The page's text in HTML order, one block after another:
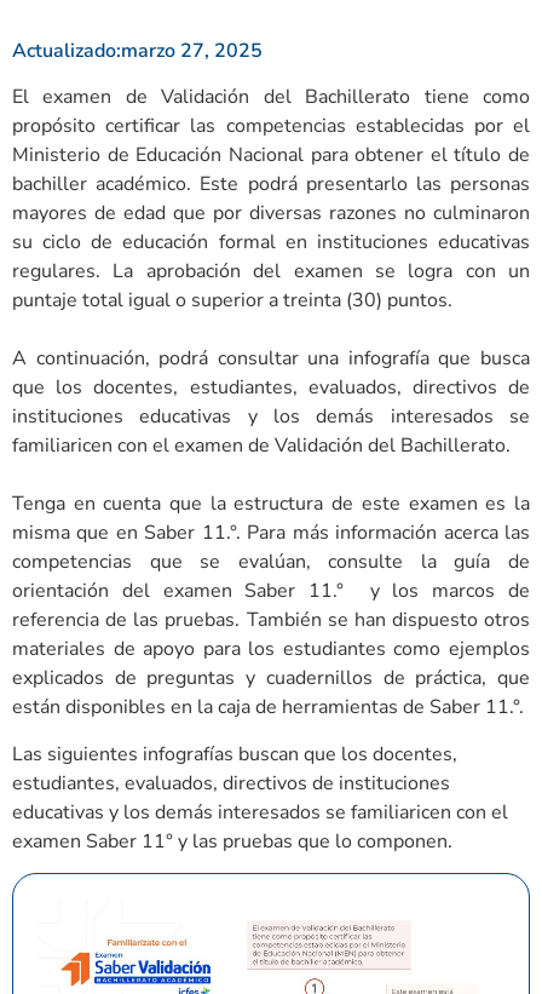
Actualizado:marzo 27, 2025
El examen de Validación del Bachillerato tiene como
propósito certificar las competencias establecidas por el
Ministerio de Educación Nacional para obtener el título de
bachiller académico. Este podrá presentarlo las personas
mayores de edad que por diversas razones no culminaron
su ciclo de educación formal en instituciones educativas
regulares. La aprobación del examen se logra con un
puntaje total igual o superior a treinta (30) puntos.
A continuación, podrá consultar una infografía que busca
que los docentes, estudiantes, evaluados, directivos de
instituciones educativas y los demás interesados se
familiaricen con el examen de Validación del Bachillerato.
Tenga en cuenta que la estructura de este examen es la
misma que en Saber 11.°. Para más información acerca las
competencias que se evalúan, consulte la guía de
orientación del examen Saber 11.° y los marcos de
referencia de las pruebas. También se han dispuesto otros
materiales de apoyo para los estudiantes como ejemplos
explicados de preguntas y cuadernillos de práctica, que
están disponibles en la caja de herramientas de Saber 11.°.
Las siguientes infografías buscan que los docentes,
estudiantes, evaluados, directivos de instituciones
educativas y los demás interesados se familiaricen con el
examen Saber 11° y las pruebas que lo componen.